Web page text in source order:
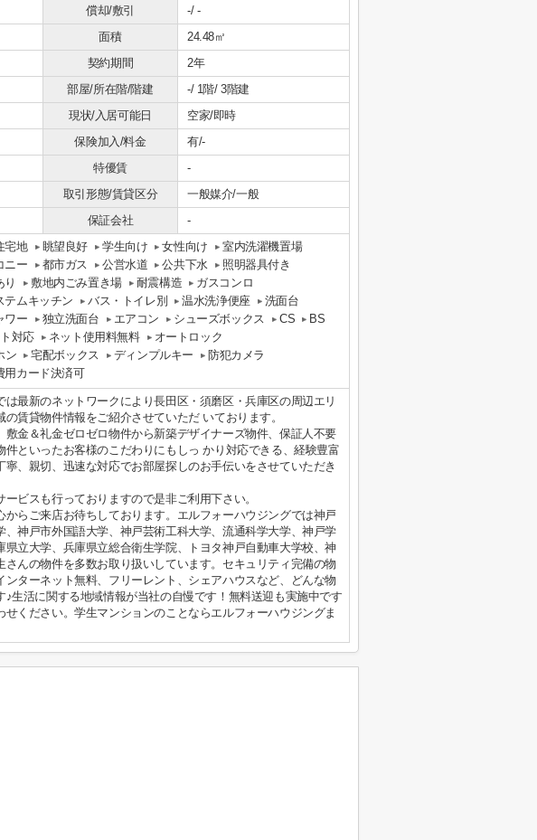
償却/敷引
-/ -
面積
24.48㎡
契約期間
2年
部屋/所在階/階建
-/ 1階/ 3階建
現状/入居可能日
空家/即時
保険加入/料金
有/-
特優賃
-
取引形態/賃貸区分
一般媒介/一般
保証会社 -
宅地 眺望良好 学生向け 女性向け
室内洗濯機置場
ニー 都市ガス 公営水道 公共下水
照明器具付き
り 敷地内ごみ置き場 耐震構造
ガスコンロ
テムキッチン バス・トイレ別 温水洗浄便座
洗面台
ワー 独立洗面台 エアコン シューズボックス CS
BS
対応 ネット使用料無料
オートロック
ン
宅配ボックス ディンプルキー
防犯カメラ
用カード決済可
は最新のネットワークにより長田区・須磨区・兵庫区の周辺エリ
賃貸物件情報をご紹介させていただ いております。
敷金＆礼金ゼロゼロ物件から新築デザイナーズ物件、保証人不要
件といったお客様のこだわりにもしっ かり対応できる、経験豊富
寧、親切、迅速な対応でお部屋探しのお手伝いをさせていただき
ービスも行っておりますので是非ご利用下さい。
からご来店お待ちしております。エルフォーハウジングでは神戸
、神戸市外国語大学、神戸芸術工科大学、流通科学大学、神戸学
県立大学、兵庫県立総合衛生学院、トヨタ神戸自動車大学校、神
さんの物件を多数お取り扱いしています。セキュリティ完備の物
ンターネット無料、フリーレント、シェアハウスなど、どんな物
♪生活に関する地域情報が当社の自慢です！無料送迎も実施中です
せください。学生マンションのことならエルフォーハウジングま